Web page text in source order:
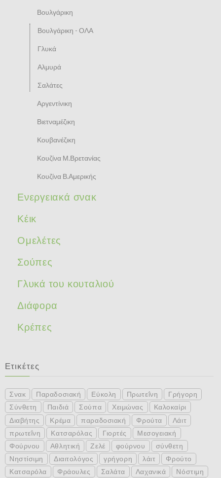
Βουλγάρικη
Βουλγάρικη - ΟΛΑ
Γλυκά
Αλμυρά
Σαλάτες
Αργεντίνικη
Βιετναμέζικη
Κουβανέζικη
Κουζίνα Μ.Βρετανίας
Κουζίνα Β.Αμερικής
Ενεργειακά σνακ
Κέικ
Ομελέτες
Σούπες
Γλυκά του κουταλιού
Διάφορα
Κρέπες
Ετικέτες
Σνακ Παραδοσιακή Εύκολη Πρωτεΐνη
Γρήγορη
Σύνθετη
Παιδιά Σούπα Χειμώνας
Καλοκαίρι
Διαβήτης
Κρέμα παραδοσιακή Φρούτα
Λάιτ
πρωτεΐνη
Κατσαρόλας Γιορτές
Μεσογειακή
Φούρνου
Αθλητική Ζελέ φούρνου
σύνθετη
Νηστίσιμη
Διαιτολόγος γρήγορη λάιτ
Φρούτο
Κατσαρόλα
Φράουλες Σαλάτα Λαχανικά Νόστιμη